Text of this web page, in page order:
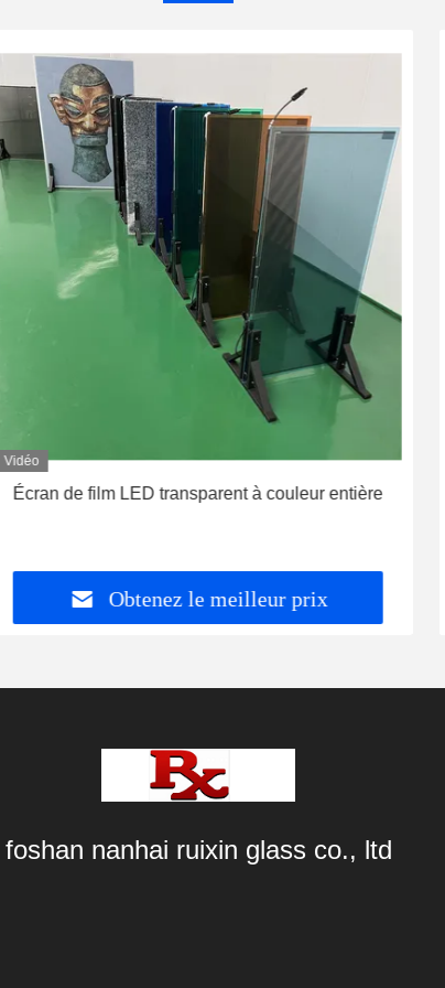
Vidéo
Écran de film LED transparent à couleur entière
Obtenez le meilleur prix
foshan nanhai ruixin glass co., ltd